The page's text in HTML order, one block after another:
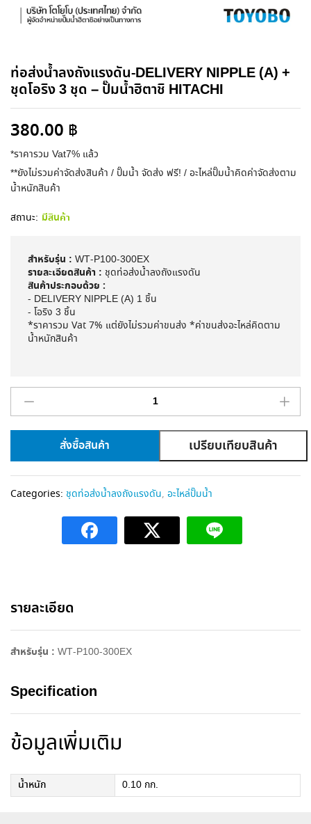
ท่อส่งน้ำลงถังแรงดัน-DELIVERY NIPPLE (A) +
ชุดโอริง 3 ชุด – ปั๊มน้ำฮิตาชิ HITACHI
380.00 ฿
*ราคารวม Vat7% แล้ว
**ยังไม่รวมค่าจัดส่งสินค้า / ปั๊มน้ำ จัดส่ง ฟรี! / อะไหล่ปั๊มน้ำคิดค่าจัดส่งตาม
น้ำหนักสินค้า
สถานะ: มีสินค้า
สำหรับรุ่น : WT-P100-300EX
รายละเอียดสินค้า : ชุดท่อส่งน้ำลงถังแรงดัน
สินค้าประกอบด้วย :
- DELIVERY NIPPLE (A) 1 ชิ้น
- โอริง 3 ชิ้น
*ราคารวม Vat 7% แต่ยังไม่รวมค่าขนส่ง *ค่าขนส่งอะไหล่คิดตาม
น้ำหนักสินค้า
สั่งซื้อสินค้า เปรียบเทียบสินค้า
t
v
Categories: ชุดท่อส่งน้ำลงถังแรงดัน, อะไหล่ปั๊มน้ำ
รายละเอียด
สำหรับรุ่น : WT-P100-300EX
Specification
ข้อมูลเพิ่มเติม
น้ำหนัก 0.10 กก.